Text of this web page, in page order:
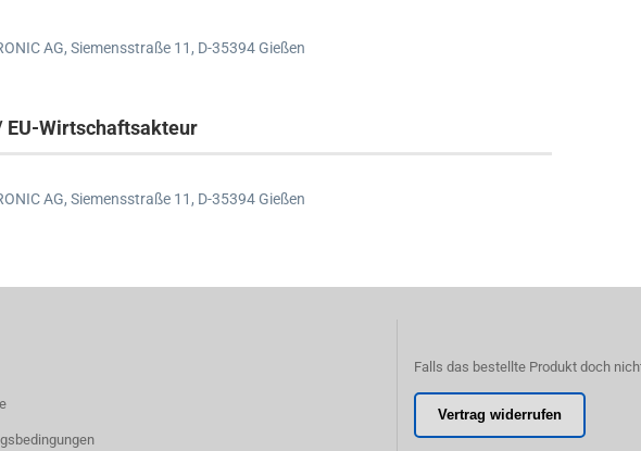
AG, Siemensstraße 11, D-35394 Gießen
EU-Wirtschaftsakteur
AG, Siemensstraße 11, D-35394 Gießen
Falls das bestellte Produkt doch
Vertrag widerrufen